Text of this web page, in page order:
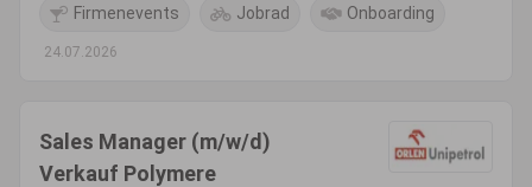
Firmenevents Jobrad Onboarding
24.07.2026
Sales Manager (m/w/d)
Verkauf Polymere